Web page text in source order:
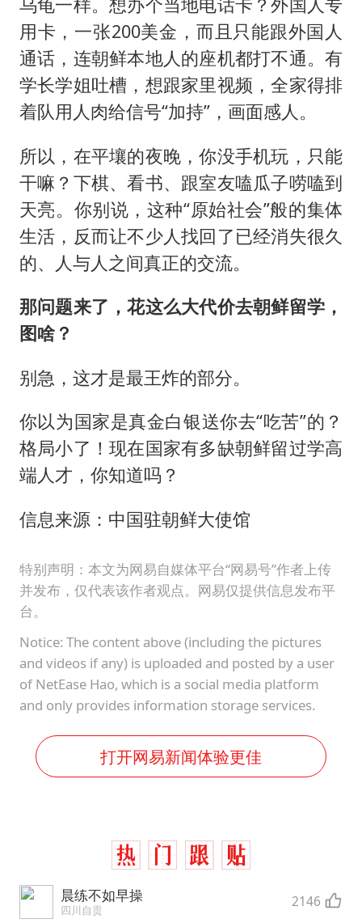
用卡，一张200美金，而且只能跟外国人
通话，连朝鲜本地人的座机都打不通。有
学长学姐吐槽，想跟家里视频，全家得排
着队用人肉给信号“加持”，画面感人。
所以，在平壤的夜晚，你没手机玩，只能
干嘛？下棋、看书、跟室友嗑瓜子唠嗑到
天亮。你别说，这种“原始社会”般的集体
生活，反而让不少人找回了已经消失很久
的、人与人之间真正的交流。
那问题来了，花这么大代价去朝鲜留学，
图啥？
别急，这才是最王炸的部分。
你以为国家是真金白银送你去“吃苦”的？
格局小了！现在国家有多缺朝鲜留过学高
端人才，你知道吗？
信息来源：中国驻朝鲜大使馆
特别声明：本文为网易自媒体平台“网易号”作者上传
并发布，仅代表该作者观点。网易仅提供信息发布平
台。
Notice: The content above (including the pictures
and videos if any) is uploaded and posted by a user
of NetEase Hao, which is a social media platform
and only provides information storage services.
打开网易新闻体验更佳
晨练不如早操
四川自贡 2146